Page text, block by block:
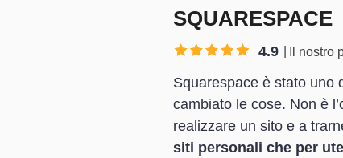
SQUARESPACE
4.9 Il nostro
Squarespace è stato uno
cambiato le cose. Non è
realizzare un sito e a
siti personali che per